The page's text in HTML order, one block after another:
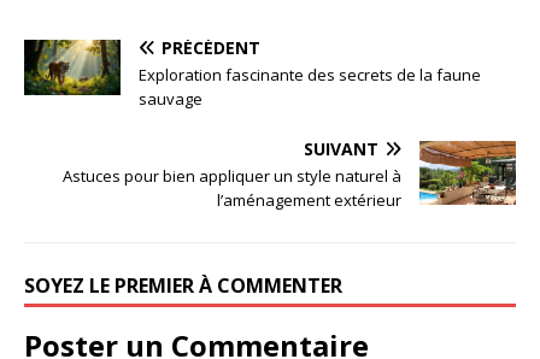
PRÉCÉDENT
Exploration fascinante des secrets de la faune
sauvage
SUIVANT
Astuces pour bien appliquer un style naturel à
l’aménagement extérieur
SOYEZ LE PREMIER À COMMENTER
Poster un Commentaire